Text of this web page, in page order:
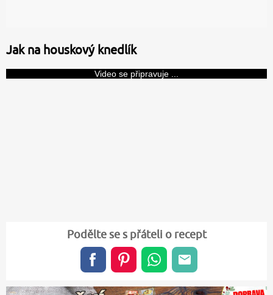
Jak na houskový knedlík
Video se připravuje ...
Podělte se s přáteli o recept